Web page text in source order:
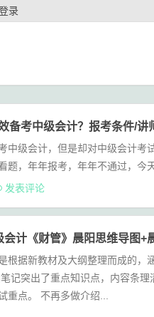
录
备考中级会计？报考条件/讲
中级会计，但是却对中级会计考
题，年年报考，年年不通过，今
发表评论
会计《财管》晨阳思维导图+
根据新教材及大纲整理而成的，
记突出了重点知识点，内容条理
重点。 不再多做介绍...